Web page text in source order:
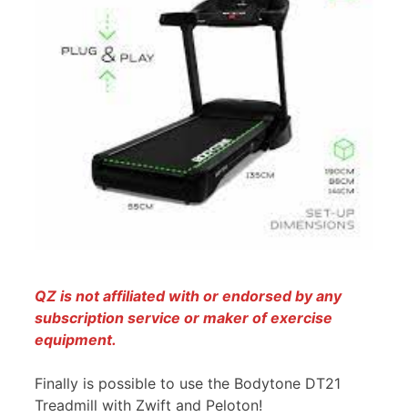
QZ is not affiliated with or endorsed by any
subscription service or maker of exercise
equipment.
Finally is possible to use the Bodytone DT21
Treadmill with Zwift and Peloton!